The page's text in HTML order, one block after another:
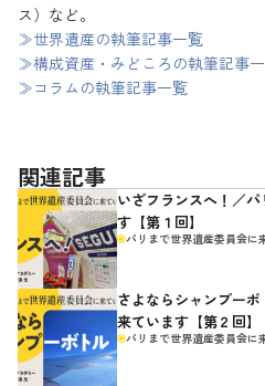
ス）など。
≫世界遺産の執筆記事一覧
≫構成資産・みどころの執筆記事
≫コラムの執筆記事一覧
関連記事
いざフランスへ！／
す【第１回】
パリまで世界遺産委員会に
さよならシャンプー
来ています【第２回】
パリまで世界遺産委員会に